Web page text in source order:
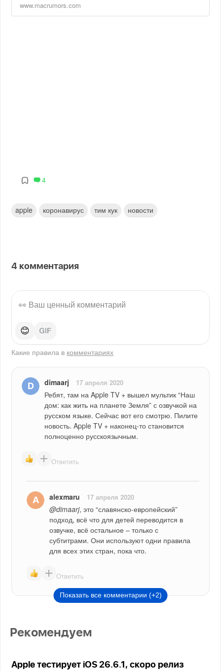
www.macrumors.com
4
apple коронавирус тим кук новости
4 комментария
😊
Какие правила в комментариях
dimaarj 17 апреля 2020
Ребят, там на Apple TV + вышел мультик “Наш
дом: как жить на планете Земля” с озвучкой на
русском языке. Сейчас вот его смотрю. Пилите
новость. Apple TV + наконец-то становится
полноценно русскоязычным.
Ответить
alexmaru 17 апреля 2020
@dimaarj, это “славянско-европейский”
подход, всё что для детей переводится в
озвучке, всё остальное – только с
субтитрами. Они используют одни правила
для всех этих стран, пока что.
Ответить
Показать все комментарии (+2)
Рекомендуем
Apple тестирует iOS 26.6.1, скоро релиз